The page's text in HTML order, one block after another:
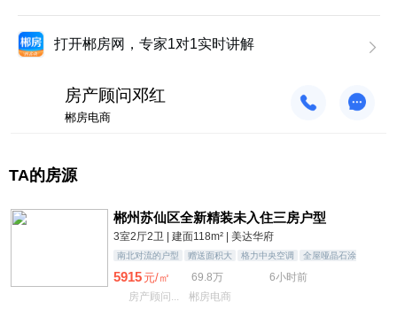
打开郴房网，专家1对1实时讲解
房产顾问邓红
郴房电商
TA的房源
郴州苏仙区全新精装未入住三房户型
3室2厅2卫 | 建面118m² | 美达华府
南北对流的户型 赠送面积大 格力中央空调
全屋哑晶石涂
料（佛山瓷砖
5915 元/㎡ 69.8万
6小时前
房产顾问...
郴房电商